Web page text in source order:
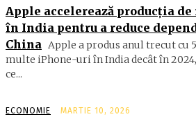
Apple accelerează producția de
în India pentru a reduce
China Apple a produs anul trecut cu
multe iPhone-uri în India decât în
ce...
ECONOMIE MARTIE 10, 2026